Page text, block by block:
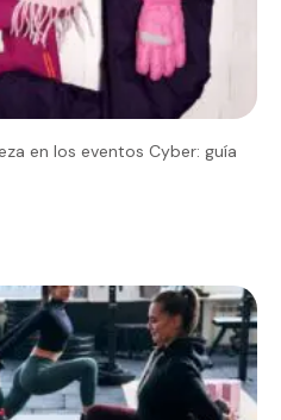
en los eventos Cyber: guía